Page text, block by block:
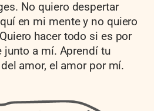
No quiero despertar
en mi mente y no quiero
hacer todo si es por
junto a mí. Aprendí tu
amor, el amor por mí.